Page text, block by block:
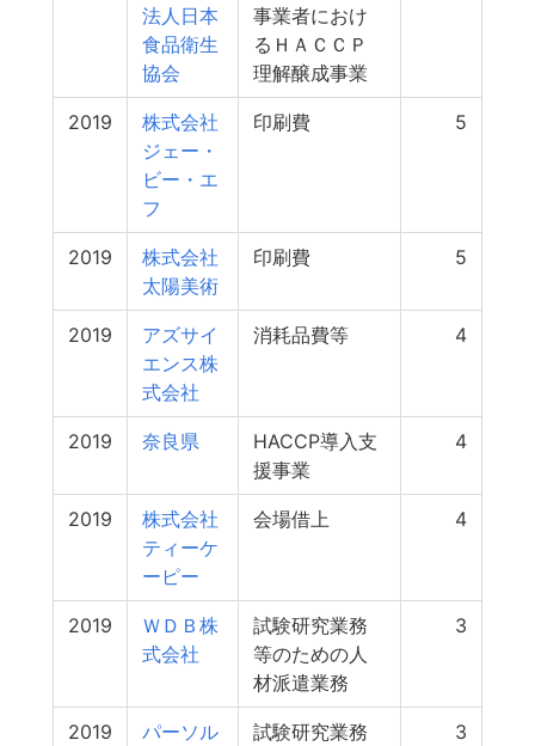
法人日本
食品衛生
協会
事業者におけ
るＨＡＣＣＰ
理解醸成事業
2019
株式会社
ジェー・
ビー・エ
フ
印刷費 5
2019
株式会社
太陽美術
印刷費 5
2019
アズサイ
エンス株
式会社
消耗品費等 4
2019 奈良県
HACCP導入支
援事業
4
2019
株式会社
ティーケ
ーピー
会場借上 4
2019
ＷＤＢ株
式会社
試験研究業務
等のための人
材派遣業務
3
2019
パーソル
試験研究業務
3